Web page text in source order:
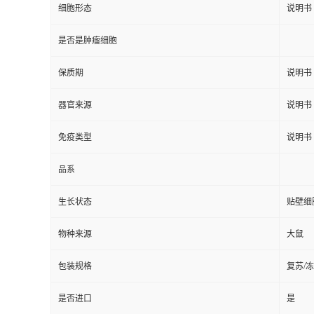
细胞形态 说明书
是否是肿瘤细胞
保质期 说明书
器官来源 说明书
免疫类型 说明书
品系
生长状态 贴壁细
物种来源 大鼠
包装规格 复苏/
是否进口 是